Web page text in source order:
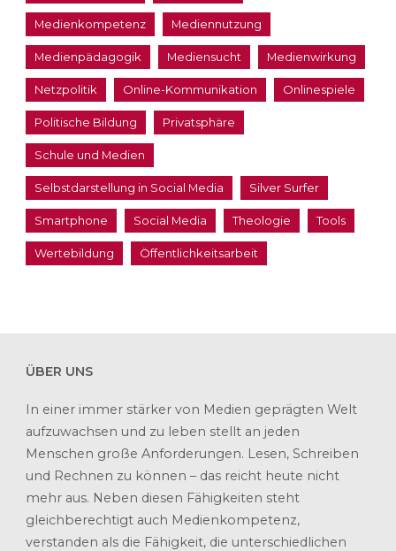
Medienkompetenz Mediennutzung
Medienpädagogik Mediensucht Medienwirkung
Netzpolitik Online-Kommunikation Onlinespiele
Politische Bildung Privatsphäre
Schule und Medien
Selbstdarstellung in Social Media Silver Surfer
Smartphone Social Media Theologie Tools
Wertebildung Öffentlichkeitsarbeit
ÜBER UNS
In einer immer stärker von Medien geprägten Welt
aufzuwachsen und zu leben stellt an jeden
Menschen große Anforderungen. Lesen, Schreiben
und Rechnen zu können – das reicht heute nicht
mehr aus. Neben diesen Fähigkeiten steht
gleichberechtigt auch Medienkompetenz,
verstanden als die Fähigkeit, die unterschiedlichen